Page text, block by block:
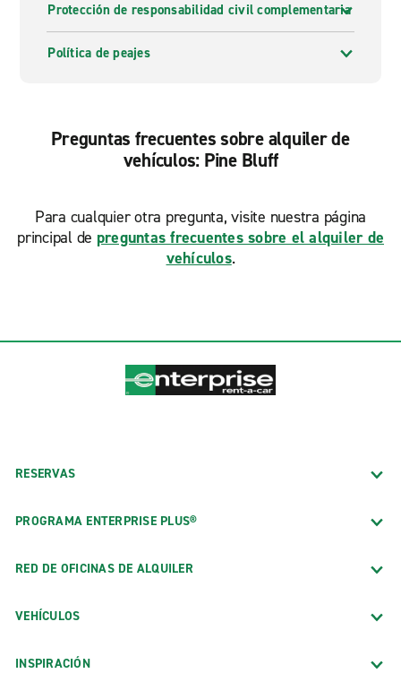
Protección de responsabilidad civil complementaria
Política de peajes
Preguntas frecuentes sobre alquiler de
vehículos: Pine Bluff
Para cualquier otra pregunta, visite nuestra página
principal de preguntas frecuentes sobre el alquiler de
vehículos.
RESERVAS
PROGRAMA ENTERPRISE PLUS®
RED DE OFICINAS DE ALQUILER
VEHÍCULOS
INSPIRACIÓN